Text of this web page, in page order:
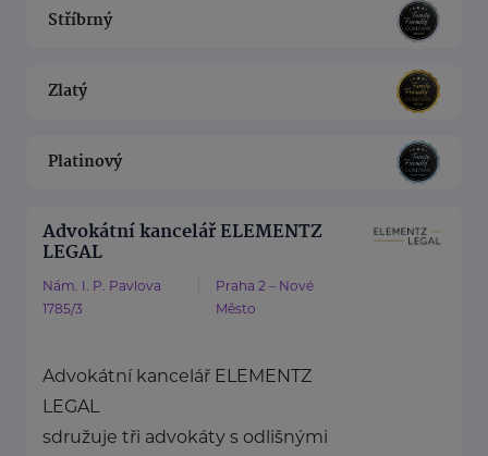
Stříbrný
Zlatý
Platinový
Advokátní kancelář ELEMENTZ
LEGAL
Nám. I. P. Pavlova
1785/3
Praha 2 – Nové
Město
Advokátní kancelář ELEMENTZ
LEGAL
sdružuje tři advokáty s odlišnými